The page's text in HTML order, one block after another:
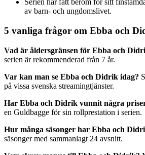
Serien har fått beröm för sitt
av barn- och ungdomslivet.
5 vanliga frågor om Ebba och
Vad är åldersgränsen för Ebba och
serien är rekommenderad från 7 år.
Var kan man se Ebba och Didrik idag?
på vissa svenska streamingtjänster.
Har Ebba och Didrik vunnit några
en Guldbagge för sin rollprestation i serien.
Hur många säsonger har Ebba och
säsonger med sammanlagt 24 avsnitt.